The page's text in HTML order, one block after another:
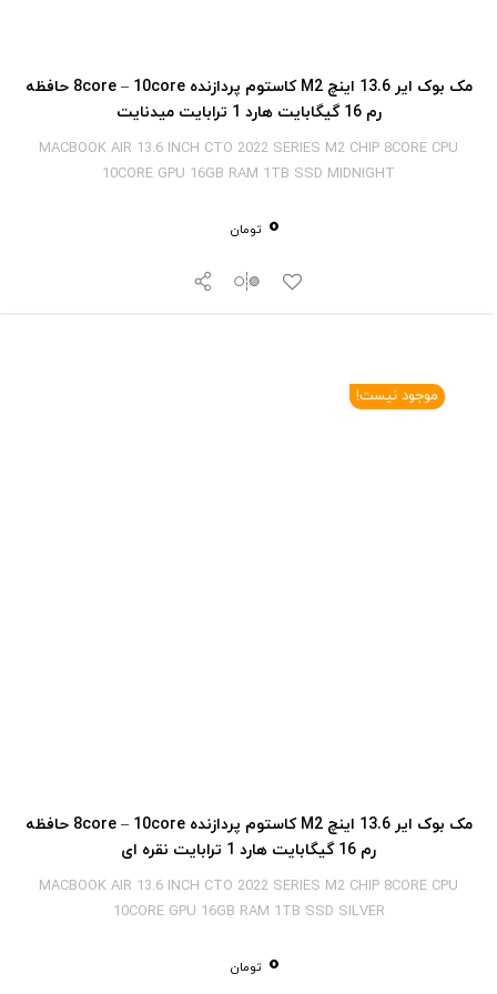
مک بوک ایر 13.6 اینچ M2 کاستوم پردازنده 8core – 10core حافظه
رم 16 گیگابایت هارد 1 ترابایت میدنایت
MACBOOK AIR 13.6 INCH CTO 2022 SERIES M2 CHIP 8CORE CPU
10CORE GPU 16GB RAM 1TB SSD MIDNIGHT
0 تومان
موجود نیست!
مک بوک ایر 13.6 اینچ M2 کاستوم پردازنده 8core – 10core حافظه
رم 16 گیگابایت هارد 1 ترابایت نقره ای
MACBOOK AIR 13.6 INCH CTO 2022 SERIES M2 CHIP 8CORE CPU
10CORE GPU 16GB RAM 1TB SSD SILVER
0 تومان